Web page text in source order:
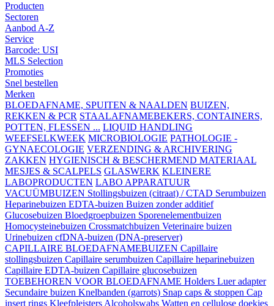
Producten
Sectoren
Aanbod A-Z
Service
Barcode: USI
MLS Selection
Promoties
Snel bestellen
Merken
BLOEDAFNAME, SPUITEN & NAALDEN BUIZEN,
REKKEN & PCR STAALAFNAMEBEKERS, CONTAINERS,
POTTEN, FLESSEN ... LIQUID HANDLING
WEEFSELKWEEK MICROBIOLOGIE PATHOLOGIE -
GYNAECOLOGIE VERZENDING & ARCHIVERING
ZAKKEN HYGIENISCH & BESCHERMEND MATERIAAL
MESJES & SCALPELS GLASWERK KLEINERE
LABOPRODUCTEN LABO APPARATUUR
VACUÜMBUIZEN Stollingsbuizen (citraat) / CTAD Serumbuizen
Heparinebuizen EDTA-buizen Buizen zonder additief
Glucosebuizen Bloedgroepbuizen Sporenelementbuizen
Homocysteinebuizen Crossmatchbuizen Veterinaire buizen
Urinebuizen cfDNA-buizen (DNA-preserver)
CAPILLAIRE BLOEDAFNAMEBUIZEN Capillaire
stollingsbuizen Capillaire serumbuizen Capillaire heparinebuizen
Capillaire EDTA-buizen Capillaire glucosebuizen
TOEBEHOREN VOOR BLOEDAFNAME Holders Luer adapter
Secundaire buizen Knelbanden (garrots) Snap caps & stoppen Cap
insert rings Kleefpleisters Alcoholswabs Watten en cellulose doekjes